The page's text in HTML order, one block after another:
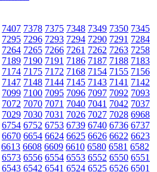
7407 7378 7375 7348 7349 7350 7345
7295 7296 7293 7294 7290 7291 7284
7264 7265 7266 7261 7262 7263 7258
7189 7190 7191 7186 7187 7188 7183
7174 7175 7172 7168 7154 7155 7156
7147 7148 7144 7145 7143 7141 7142
7099 7100 7095 7096 7097 7092 7093
7072 7070 7071 7040 7041 7042 7037
7029 7030 7031 7026 7027 7028 6968
6754 6752 6753 6739 6740 6736 6737
6670 6654 6624 6625 6626 6622 6623
6613 6608 6609 6610 6580 6581 6582
6573 6556 6554 6553 6552 6550 6551
6543 6542 6541 6524 6525 6526 6501